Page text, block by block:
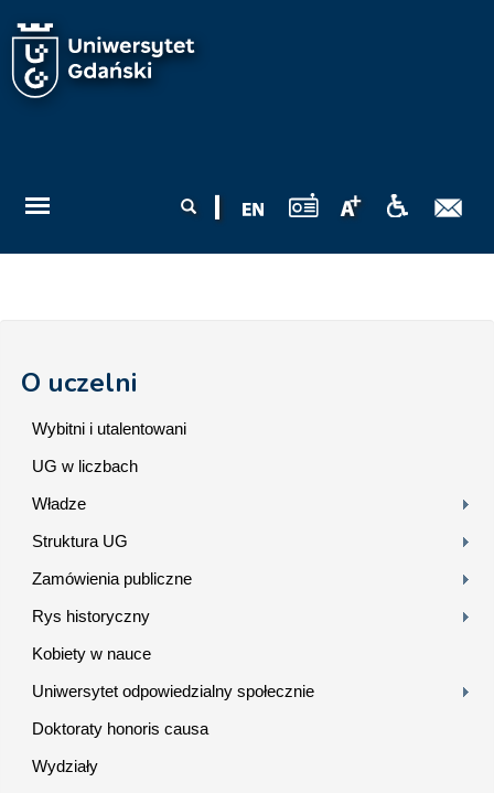
wyszukiwania
O uczelni
Wybitni i utalentowani
UG w liczbach
Władze
Struktura UG
Zamówienia publiczne
Rys historyczny
Kobiety w nauce
Uniwersytet odpowiedzialny społecznie
Doktoraty honoris causa
Wydziały